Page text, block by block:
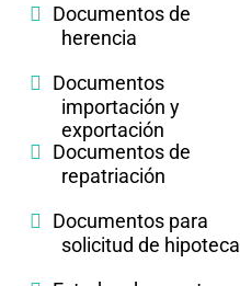
Documentos de
herencia
Documentos
importación y
exportación
Documentos de
repatriación
Documentos para
solicitud de hipoteca